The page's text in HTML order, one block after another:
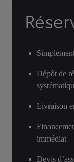
Dépôt de
Livraison
immédiat
Devis